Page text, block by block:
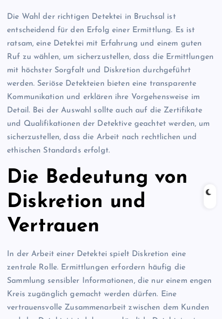
Die Wahl der richtigen Detektei in Bruchsal ist
entscheidend für den Erfolg einer Ermittlung. Es ist
ratsam, eine Detektei mit Erfahrung und einem guten
Ruf zu wählen, um sicherzustellen, dass die Ermittlungen
mit höchster Sorgfalt und Diskretion durchgeführt
werden. Seriöse Detekteien bieten eine transparente
Kommunikation und erklären ihre Vorgehensweise im
Detail. Bei der Auswahl sollte auch auf die Zertifikate
und Qualifikationen der Detektive geachtet werden, um
sicherzustellen, dass die Arbeit nach rechtlichen und
ethischen Standards erfolgt.
Die Bedeutung von
Diskretion und
Vertrauen
In der Arbeit einer Detektei spielt Diskretion eine
zentrale Rolle. Ermittlungen erfordern häufig die
Sammlung sensibler Informationen, die nur einem engen
Kreis zugänglich gemacht werden dürfen. Eine
vertrauensvolle Zusammenarbeit zwischen dem Kunden